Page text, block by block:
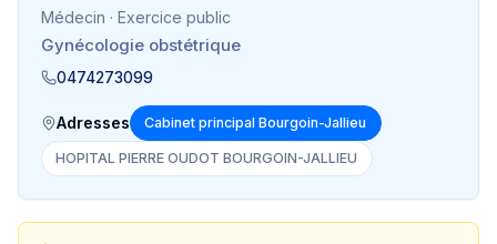
Médecin · Exercice public
Gynécologie obstétrique
0474273099
Adresses Cabinet principal Bourgoin-Jallieu
HOPITAL PIERRE OUDOT BOURGOIN-JALLIEU